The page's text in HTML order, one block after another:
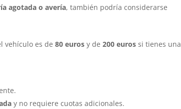
agotada o avería, también podría considerarse
vehículo es de 80 eurosy de200 eurossi tienes una
y no requiere cuotas adicionales.